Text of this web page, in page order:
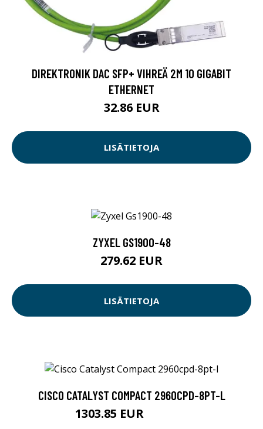
DIREKTRONIK DAC SFP+ VIHREÄ 2M 10 GIGABIT
ETHERNET
32.86 EUR
LISÄTIETOJA
ZYXEL GS1900-48
279.62 EUR
LISÄTIETOJA
CISCO CATALYST COMPACT 2960CPD-8PT-L
1303.85 EUR